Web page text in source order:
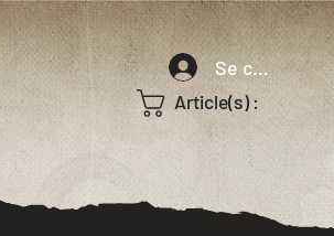
Se connecter
Article(s) :